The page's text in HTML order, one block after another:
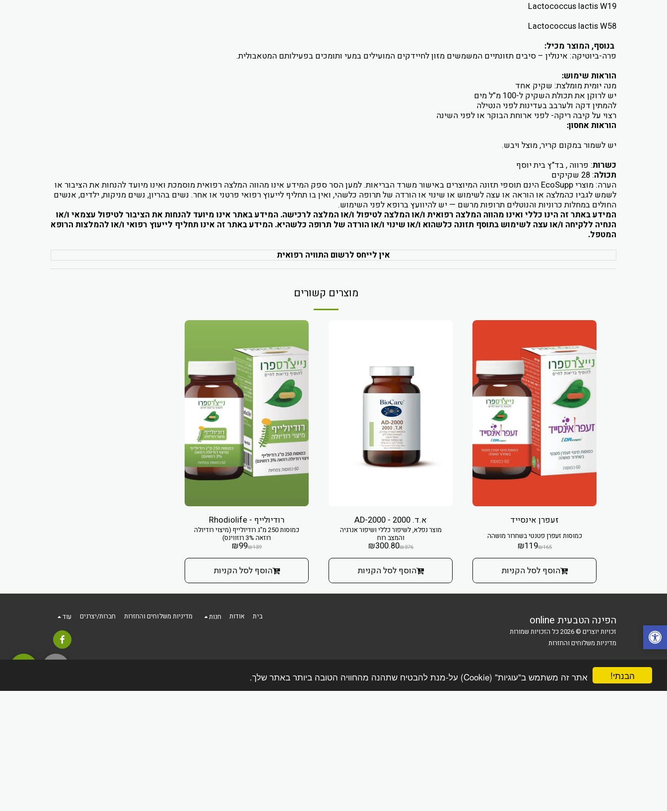
הבנתי! אתר זה משתמש ב"עוגיות" (Cookie) על-מנת להבטיח שתהנה מהחוויה הטובה ביותר באתר שלך.
Lactococcus lactis W19
Lactococcus lactis W58
בנוסף, המוצר מכיל:
פרה-ביוטיקה: אינולין – סיבים תזונתיים המשמשים מזון לחיידקים המועילים במעי ותומכים בפעילותם המטאבולית.
הוראות שימוש:
מנה יומית מומלצת: שקיק אחד
יש לרוקן את תכולת השקיק ל-100 מ”ל מים
להמתין דקה ולערבב בעדינות לפני הנטילה
רצוי על קיבה ריקה- לפני ארוחת הבוקר או לפני השינה
הוראות אחסון:
יש לשמור במקום קריר, מוצל ויבש.
כשרות: פרווה , בד"ץ בית יוסף
תכולה: 28 שקיקים
הערה: מוצרי EcoSupp הינם תוספי תזונה המיוצרים באישור משרד הבריאות. למען הסר ספק המידע אינו מהווה המלצה רפואית מוסמכת ואינו מיועד להנחות את הציבור או
לשמש לגביו כהמלצה או הוראה או עצה לשימוש או שינוי או הורדה של תרופה כלשהי, ואין בו תחליף לייעוץ רפואי פרטני או אחר. נשים בהריון, נשים מניקות, ילדים, אנשים
החולים במחלות כרוניות והנוטלים תרופות מרשם — יש להיוועץ ברופא לפני השימוש.
המידע באתר זה הינו כללי ואינו מהווה המלצה רפואית ו/או המלצה לטיפול ו/או המלצה לרכישה. המידע באתר אינו מיועד להנחות את הציבור לטיפול עצמאי ו/או
הנחיה ללקיחה ו/או עצה לשימוש בתוסף תזונה כלשהוא ו/או שינוי ו/או הורדה של תרופה כלשהיא. המידע באתר זה אינו תחליף לייעוץ רפואי ו/או להמלצות הרופא
המטפל.
אין לייחס לרשום התוויה רפואית
מוצרים קשורים
זעפרן אינסייד
כמוסות זעפרן פטנטי בשחרור מושהה
₪165
₪119
הוסף לסל הקניות
א.ד. 2000 - AD-2000
מוצר נפלא, לשיפור כללי ושיפור אנרגיה
והמצב רוח
₪376
₪300.80
הוסף לסל הקניות
רודיולייף - Rhodiolife
כמוסות 250 מ"ג רודיולייף (מיצוי רודיולה
רוזאה 3% רוזווינס)
₪139
₪99
הוסף לסל הקניות
הפינה הטבעית online
זכויות יוצרים © 2026 כל הזכויות שמורות
מדיניות משלוחים והחזרות
בית אודות חנות מדיניות משלוחים והחזרות חברות/יצרנים עוד